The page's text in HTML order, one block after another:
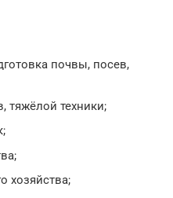
почвы, посев,
тяжёлой техники;
хозяйства;